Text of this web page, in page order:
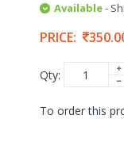
Available-
PRICE:
Qty:
To order this